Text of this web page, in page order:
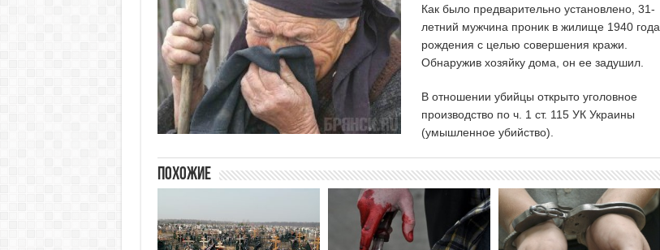
Как было предварительно установлено, 31-
летний мужчина проник в жилище 1940 года
рождения с целью совершения кражи.
Обнаружив хозяйку дома, он ее задушил.
В отношении убийцы открыто уголовное
производство по ч. 1 ст. 115 УК Украины
(умышленное убийство).
Похожие